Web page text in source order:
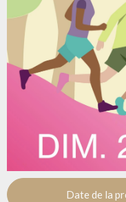
Date de la